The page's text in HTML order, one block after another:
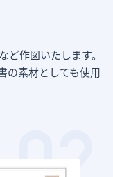
作図いたします。
の素材としても使用